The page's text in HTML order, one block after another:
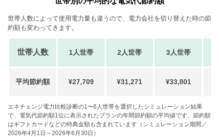
世帯人数によって使用電力量も違うので、電力会社を切り替えた時の節
約額も変わってきます。
世帯人数 1人世帯 2人世帯 3人世帯
平均節約額 ¥27,709 ¥31,271 ¥33,801
エネチェンジ電力比較診断の1〜6人世帯を選択したシミュレーション結果
で、電気代節約額1位に表示されたプランの年間節約額の平均値です。節約額
はギフトカードなどの特典金額も含まれています（シミュレーション期間／
2026年4月1日～2026年6月30日）